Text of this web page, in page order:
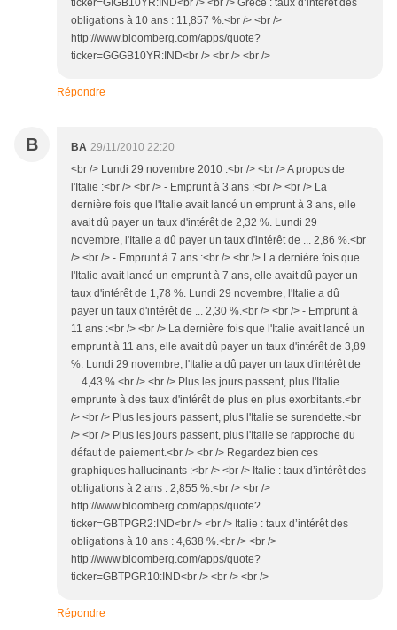
ticker=GIGB10YR:IND<br /> <br /> Grèce : taux d’intérêt des
obligations à 10 ans : 11,857 %.<br /> <br />
http://www.bloomberg.com/apps/quote?
ticker=GGGB10YR:IND<br /> <br /> <br />
Répondre
B BA 29/11/2010 22:20
<br /> Lundi 29 novembre 2010 :<br /> <br /> A propos de
l'Italie :<br /> <br /> - Emprunt à 3 ans :<br /> <br /> La
dernière fois que l'Italie avait lancé un emprunt à 3 ans, elle
avait dû payer un taux d'intérêt de 2,32 %. Lundi 29
novembre, l'Italie a dû payer un taux d'intérêt de ... 2,86 %.<br
/> <br /> - Emprunt à 7 ans :<br /> <br /> La dernière fois que
l'Italie avait lancé un emprunt à 7 ans, elle avait dû payer un
taux d'intérêt de 1,78 %. Lundi 29 novembre, l'Italie a dû
payer un taux d'intérêt de ... 2,30 %.<br /> <br /> - Emprunt à
11 ans :<br /> <br /> La dernière fois que l'Italie avait lancé un
emprunt à 11 ans, elle avait dû payer un taux d'intérêt de 3,89
%. Lundi 29 novembre, l'Italie a dû payer un taux d'intérêt de
... 4,43 %.<br /> <br /> Plus les jours passent, plus l'Italie
emprunte à des taux d'intérêt de plus en plus exorbitants.<br
/> <br /> Plus les jours passent, plus l'Italie se surendette.<br
/> <br /> Plus les jours passent, plus l'Italie se rapproche du
défaut de paiement.<br /> <br /> Regardez bien ces
graphiques hallucinants :<br /> <br /> Italie : taux d’intérêt des
obligations à 2 ans : 2,855 %.<br /> <br />
http://www.bloomberg.com/apps/quote?
ticker=GBTPGR2:IND<br /> <br /> Italie : taux d’intérêt des
obligations à 10 ans : 4,638 %.<br /> <br />
http://www.bloomberg.com/apps/quote?
ticker=GBTPGR10:IND<br /> <br /> <br />
Répondre